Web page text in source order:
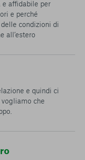
e affidabile per
e perché
condizioni di
all’estero
e quindi ci
che